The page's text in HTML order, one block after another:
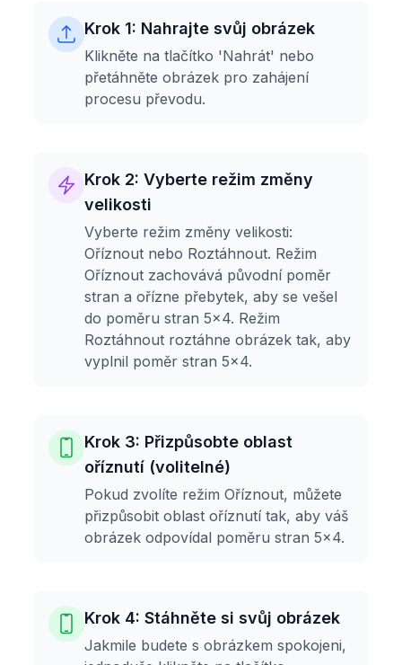
Krok 1: Nahrajte svůj obrázek
Klikněte na tlačítko 'Nahrát' nebo
přetáhněte obrázek pro zahájení
procesu převodu.
Krok 2: Vyberte režim změny
velikosti
Vyberte režim změny velikosti:
Oříznout nebo Roztáhnout. Režim
Oříznout zachovává původní poměr
stran a ořízne přebytek, aby se vešel
do poměru stran 5x4. Režim
Roztáhnout roztáhne obrázek tak, aby
vyplnil poměr stran 5x4.
Krok 3: Přizpůsobte oblast
oříznutí (volitelné)
Pokud zvolíte režim Oříznout, můžete
přizpůsobit oblast oříznutí tak, aby váš
obrázek odpovídal poměru stran 5x4.
Krok 4: Stáhněte si svůj obrázek
Jakmile budete s obrázkem spokojeni,